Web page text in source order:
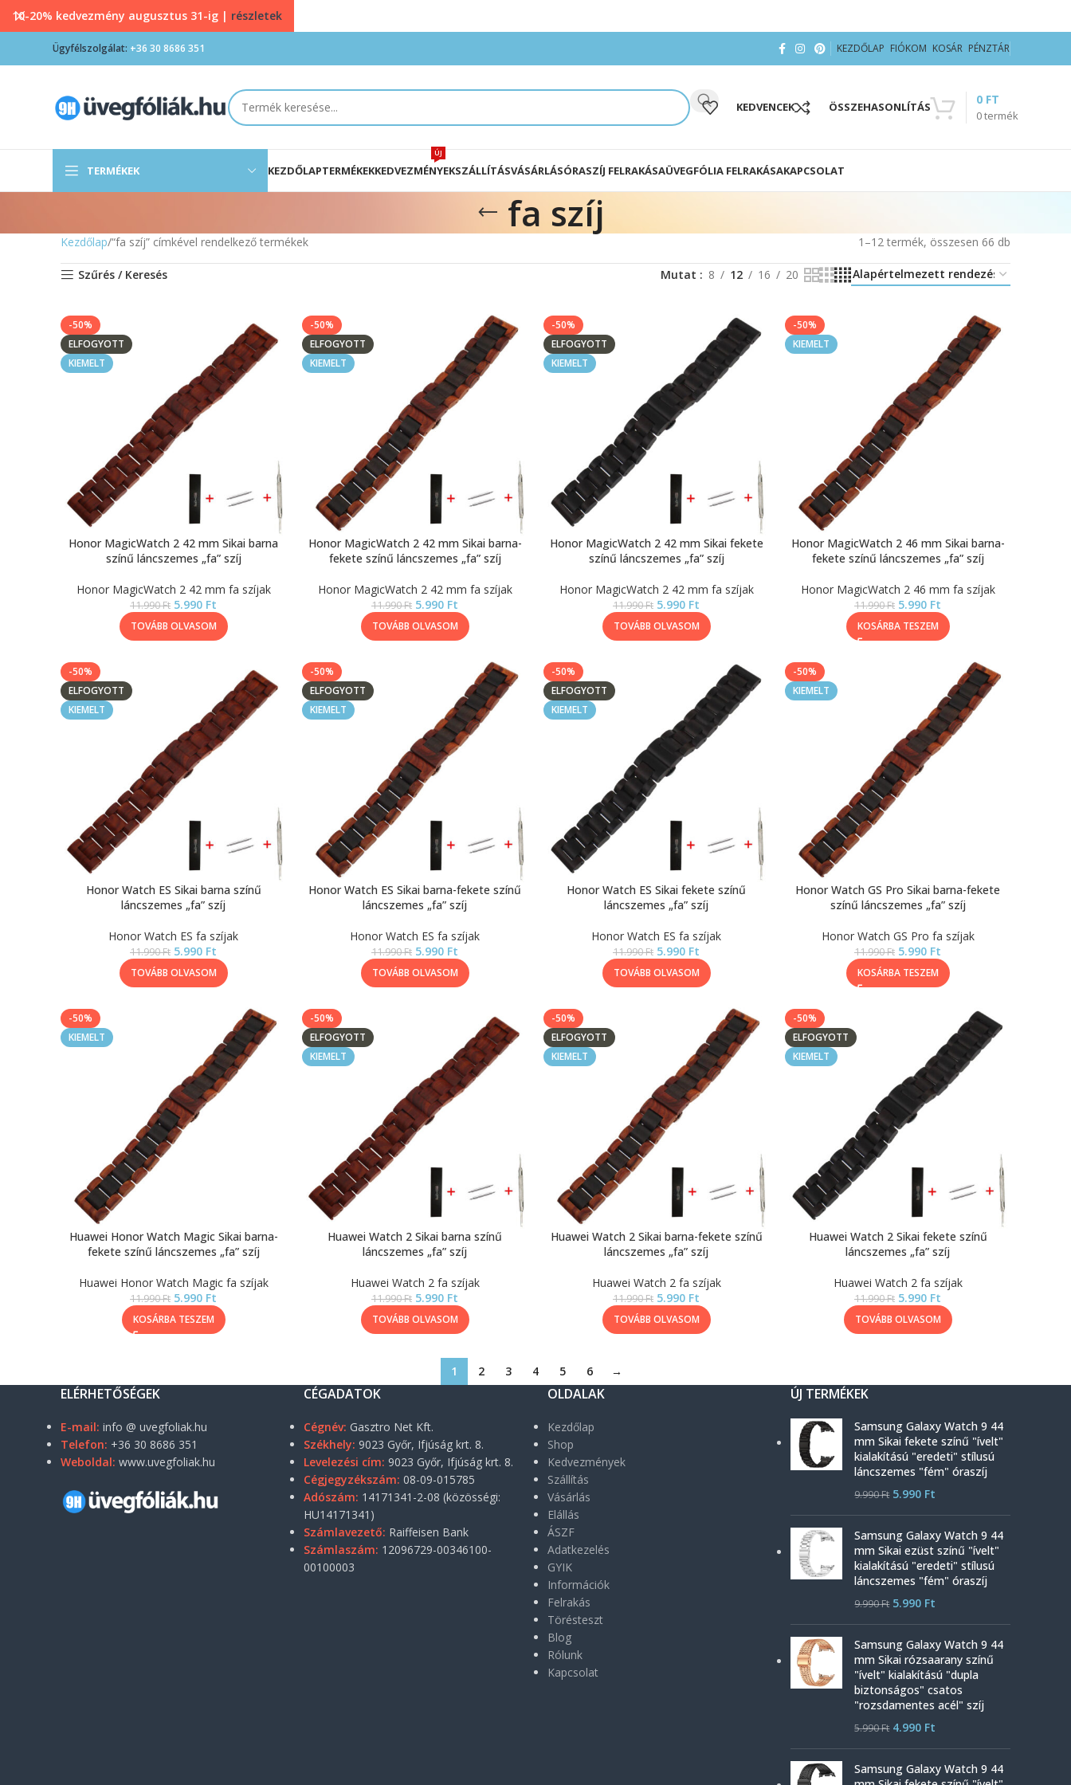
Ügyfélszolgálat: +36 30 8686 351 KEZDŐLAP FIÓKOM KOSÁR PÉNZTÁR
KEDVENCEK ÖSSZEHASONLÍTÁS
0termék
0 FT
TERMÉKEK KEZDŐLAPTERMÉKEKKEDVEZMÉNYEK
ÚJ
SZÁLLÍTÁSVÁSÁRLÁSÓRASZÍJ FELRAKÁSAÜVEGFÓLIA FELRAKÁSAKAPCSOLAT
fa szíj
Kezdőlap “fa szíj” címkével rendelkező termékek 1–12 termék, összesen 66 db
Szűrés / Keresés Mutat 8 12 16 20
-50%
ELFOGYOTT
KIEMELT
Honor MagicWatch 2 42 mm Sikai barna
színű láncszemes „fa” szíj
Honor MagicWatch 2 42 mm fa szíjak
11.990Ft 5.990 Ft
TOVÁBB OLVASOM
-50%
ELFOGYOTT
KIEMELT
Honor MagicWatch 2 42 mm Sikai barna-
fekete színű láncszemes „fa” szíj
Honor MagicWatch 2 42 mm fa szíjak
11.990Ft 5.990 Ft
TOVÁBB OLVASOM
-50%
ELFOGYOTT
KIEMELT
Honor MagicWatch 2 42 mm Sikai fekete
színű láncszemes „fa” szíj
Honor MagicWatch 2 42 mm fa szíjak
11.990Ft 5.990 Ft
TOVÁBB OLVASOM
-50%
KIEMELT
Honor MagicWatch 2 46 mm Sikai barna-
fekete színű láncszemes „fa” szíj
Honor MagicWatch 2 46 mm fa szíjak
11.990Ft 5.990 Ft
KOSÁRBA TESZEM
-50%
ELFOGYOTT
KIEMELT
Honor Watch ES Sikai barna színű
láncszemes „fa” szíj
Honor Watch ES fa szíjak
11.990Ft 5.990 Ft
TOVÁBB OLVASOM
-50%
ELFOGYOTT
KIEMELT
Honor Watch ES Sikai barna-fekete színű
láncszemes „fa” szíj
Honor Watch ES fa szíjak
11.990Ft 5.990 Ft
TOVÁBB OLVASOM
-50%
ELFOGYOTT
KIEMELT
Honor Watch ES Sikai fekete színű
láncszemes „fa” szíj
Honor Watch ES fa szíjak
11.990Ft 5.990 Ft
TOVÁBB OLVASOM
-50%
KIEMELT
Honor Watch GS Pro Sikai barna-fekete
színű láncszemes „fa” szíj
Honor Watch GS Pro fa szíjak
11.990Ft 5.990 Ft
KOSÁRBA TESZEM
-50%
KIEMELT
Huawei Honor Watch Magic Sikai barna-
fekete színű láncszemes „fa” szíj
Huawei Honor Watch Magic fa szíjak
11.990Ft 5.990 Ft
KOSÁRBA TESZEM
-50%
ELFOGYOTT
KIEMELT
Huawei Watch 2 Sikai barna színű
láncszemes „fa” szíj
Huawei Watch 2 fa szíjak
11.990Ft 5.990 Ft
TOVÁBB OLVASOM
-50%
ELFOGYOTT
KIEMELT
Huawei Watch 2 Sikai barna-fekete színű
láncszemes „fa” szíj
Huawei Watch 2 fa szíjak
11.990Ft 5.990 Ft
TOVÁBB OLVASOM
-50%
ELFOGYOTT
KIEMELT
Huawei Watch 2 Sikai fekete színű
láncszemes „fa” szíj
Huawei Watch 2 fa szíjak
11.990Ft 5.990 Ft
TOVÁBB OLVASOM
1 2 3 4 5 6 →
ELÉRHETŐSÉGEK
E-mail: info @ uvegfoliak.hu
Telefon: +36 30 8686 351
Weboldal: www.uvegfoliak.hu
CÉGADATOK
Cégnév: Gasztro Net Kft.
Székhely: 9023 Győr, Ifjúság krt. 8.
Levelezési cím: 9023 Győr, Ifjúság krt. 8.
Cégjegyzékszám: 08-09-015785
Adószám: 14171341-2-08 (közösségi:
HU14171341)
Számlavezető: Raiffeisen Bank
Számlaszám: 12096729-00346100-
00100003
OLDALAK
Kezdőlap
Shop
Kedvezmények
Szállítás
Vásárlás
Elállás
ÁSZF
Adatkezelés
GYIK
Információk
Felrakás
Törésteszt
Blog
Rólunk
Kapcsolat
ÚJ TERMÉKEK
Samsung Galaxy Watch 9 44
mm Sikai fekete színű "ívelt"
kialakítású "eredeti" stílusú
láncszemes "fém" óraszíj
9.990Ft 5.990 Ft
Samsung Galaxy Watch 9 44
mm Sikai ezüst színű "ívelt"
kialakítású "eredeti" stílusú
láncszemes "fém" óraszíj
9.990Ft 5.990 Ft
Samsung Galaxy Watch 9 44
mm Sikai rózsaarany színű
"ívelt" kialakítású "dupla
biztonságos" csatos
"rozsdamentes acél" szíj
5.990Ft 4.990 Ft
Samsung Galaxy Watch 9 44
10-20% kedvezmény augusztus 31-ig | részletek